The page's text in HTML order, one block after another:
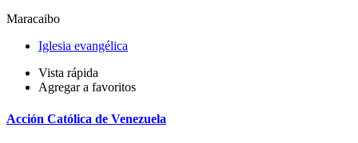
Maracaibo
Iglesia evangélica
Vista rápida
Agregar a favoritos
Acción Católica de Venezuela